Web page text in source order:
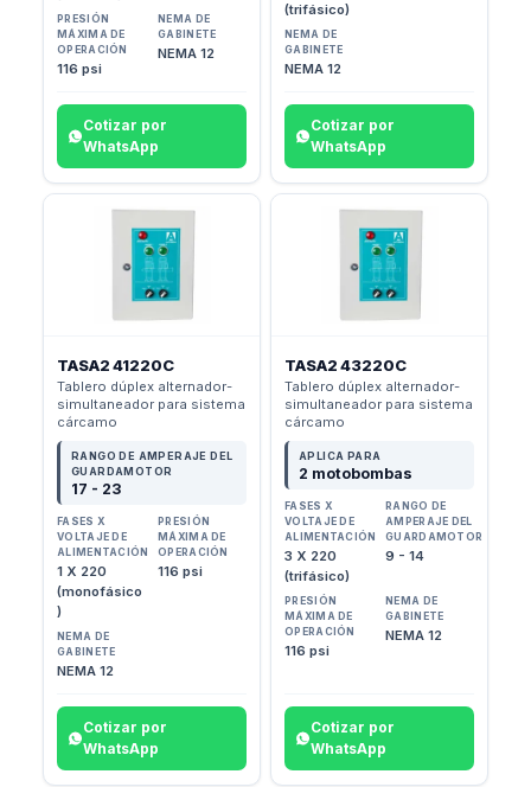
PRESIÓN
MÁXIMA DE
OPERACIÓN
116 psi
NEMA DE
GABINETE
NEMA 12
Cotizar por
WhatsApp
(trifásico)
NEMA DE
GABINETE
NEMA 12
Cotizar por
WhatsApp
TASA2 41220C
Tablero dúplex alternador-
simultaneador para sistema
cárcamo
RANGO DE AMPERAJE DEL
GUARDAMOTOR
17 - 23
FASES X
VOLTAJE DE
ALIMENTACIÓN
1 X 220
(monofásico
)
PRESIÓN
MÁXIMA DE
OPERACIÓN
116 psi
NEMA DE
GABINETE
NEMA 12
Cotizar por
WhatsApp
TASA2 43220C
Tablero dúplex alternador-
simultaneador para sistema
cárcamo
APLICA PARA
2 motobombas
FASES X
VOLTAJE DE
ALIMENTACIÓN
3 X 220
(trifásico)
RANGO DE
AMPERAJE DEL
GUARDAMOTOR
9 - 14
PRESIÓN
MÁXIMA DE
OPERACIÓN
116 psi
NEMA DE
GABINETE
NEMA 12
Cotizar por
WhatsApp